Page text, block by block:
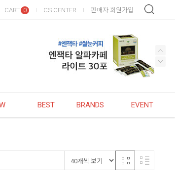
CART 0 CS CENTER 판매자 회원가입
BEST BRANDS EVENT